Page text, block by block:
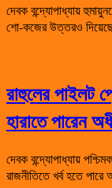
দেবক বন্দ্যোপাধ্যায়
শো-কজের উত্তরও
রাহুলের পাইলট
হারাতে পারেন
দেবক বন্দ্যোপাধ্যায়
রাজনীতিতে খর্ব হতে